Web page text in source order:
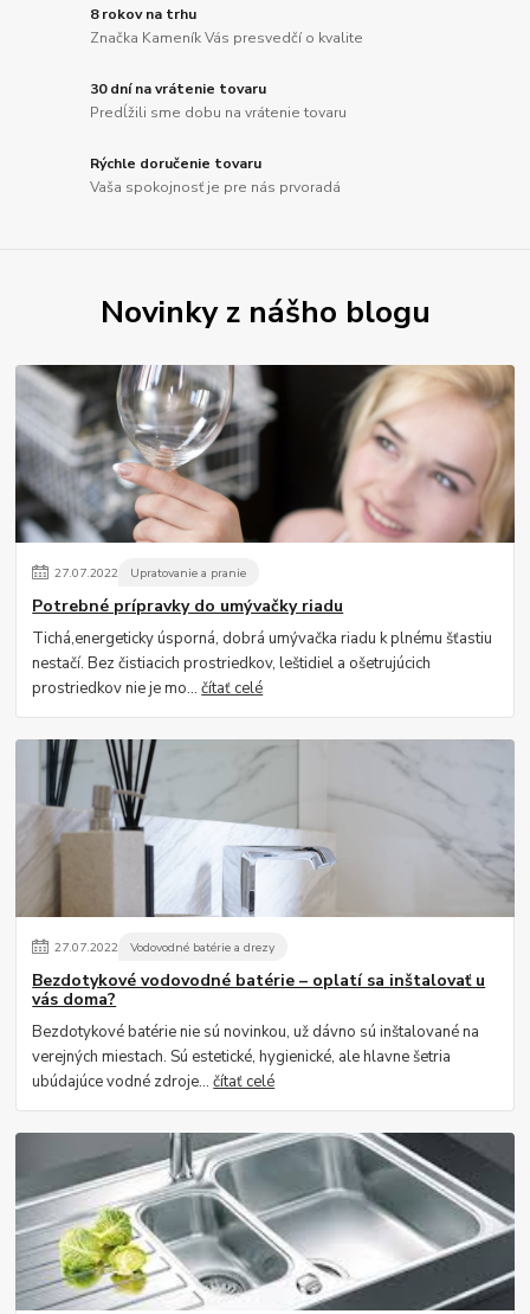
8 rokov na trhu
Značka Kameník Vás presvedčí o kvalite
30 dní na vrátenie tovaru
Predĺžili sme dobu na vrátenie tovaru
Rýchle doručenie tovaru
Vaša spokojnosť je pre nás prvoradá
Novinky z nášho blogu
27.07.2022 Upratovanie a pranie
Potrebné prípravky do umývačky riadu
Tichá,energeticky úsporná, dobrá umývačka riadu k plnému šťastiu
nestačí. Bez čistiacich prostriedkov, leštidiel a ošetrujúcich
prostriedkov nie je mo...čítať celé
27.07.2022 Vodovodné batérie a drezy
Bezdotykové vodovodné batérie – oplatí sa inštalovať u
vás doma?
Bezdotykové batérie nie sú novinkou, už dávno sú inštalované na
verejných miestach. Sú estetické, hygienické, ale hlavne šetria
ubúdajúce vodné zdroje...čítať celé